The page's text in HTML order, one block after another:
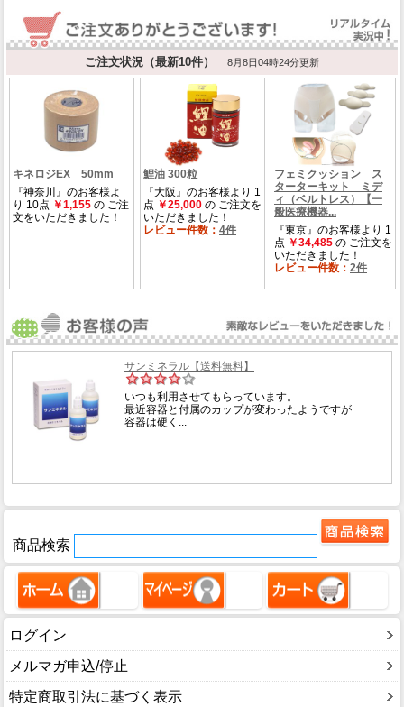
商品検索
ログイン
メルマガ申込/停止
特定商取引法に基づく表示